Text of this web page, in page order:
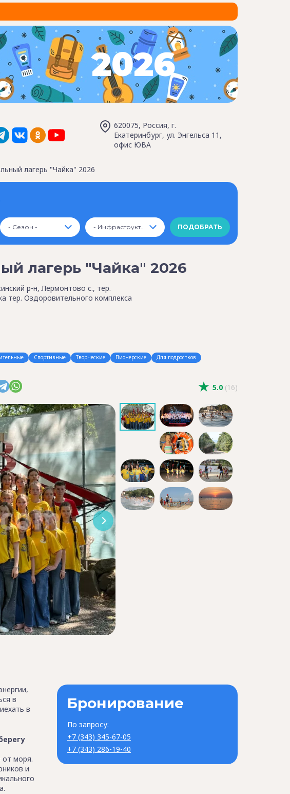
2026
620075, Россия, г.
Екатеринбург, ул. Энгельса 11,
офис ЮВА
лагерь "Чайка" 2026
- Сезон - - Инфраструктура -
лагерь "Чайка" 2026
р-н, Лермонтово с., тер.
тер. Оздоровительного комплекса
Спортивные Творческие Пионерские
Для подростков
5.0 (16)
в
в
от моря.
и
Бронирование
По запросу:
+7 (343) 345-67-05
+7 (343) 286-19-40